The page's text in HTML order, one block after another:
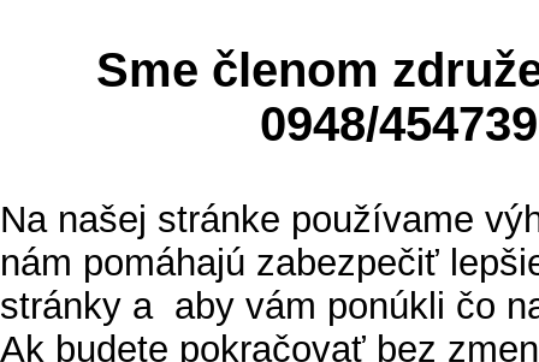
Sme členom
0948/
Na našej stránke používame
nám pomáhajú zabezpečiť
stránky a aby vám ponúkli čo
Ak budete pokračovať bez